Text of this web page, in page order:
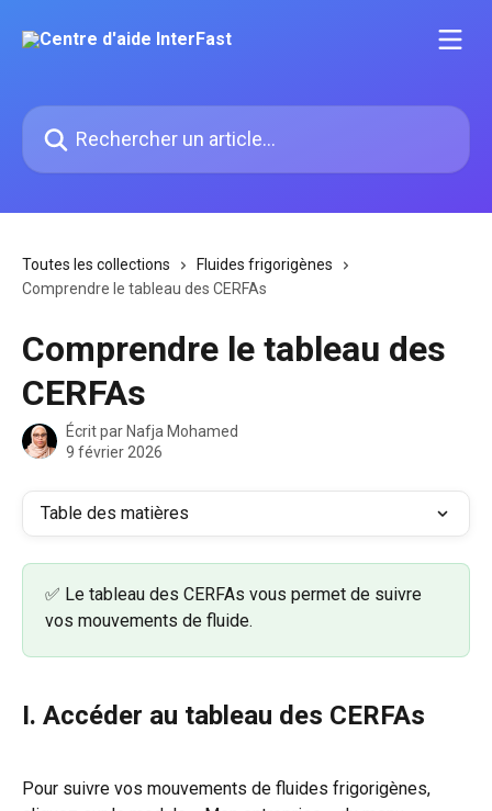
Rechercher un article...
Toutes les collections
Fluides frigorigènes
Comprendre le tableau des CERFAs
Comprendre le tableau des
CERFAs
Écrit par Nafja Mohamed
9 février 2026
Table des matières
✅ Le tableau des CERFAs vous permet de suivre
vos mouvements de fluide.
I. Accéder au tableau des CERFAs
Pour suivre vos mouvements de fluides frigorigènes,